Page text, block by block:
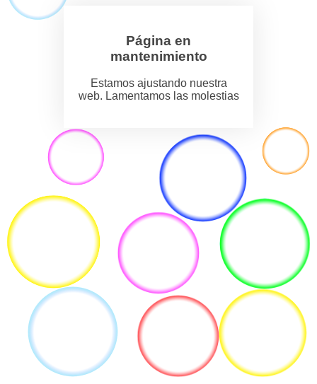
Página en
mantenimiento
Estamos ajustando nuestra
web. Lamentamos las molestias